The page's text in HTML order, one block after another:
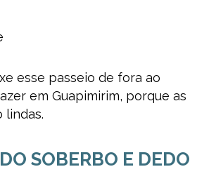
esse passeio de fora ao
em Guapimirim, porque as
lindas.
SOBERBO E DEDO